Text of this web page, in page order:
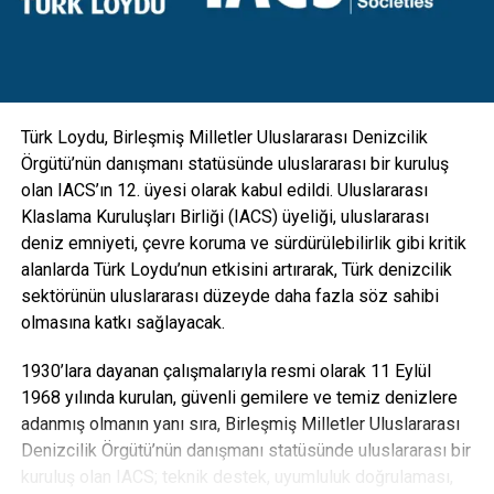
“Karbon ayak izi yüzde 30’a varan oranda azalacak”
Türk Loydu, Birleşmiş Milletler Uluslararası Denizcilik
Örgütü’nün danışmanı statüsünde uluslararası bir kuruluş
olan IACS’ın 12. üyesi olarak kabul edildi. Uluslararası
Klaslama Kuruluşları Birliği (IACS) üyeliği, uluslararası
deniz emniyeti, çevre koruma ve sürdürülebilirlik gibi kritik
alanlarda Türk Loydu’nun etkisini artırarak, Türk denizcilik
sektörünün uluslararası düzeyde daha fazla söz sahibi
olmasına katkı sağlayacak.
1930’lara dayanan çalışmalarıyla resmi olarak 11 Eylül
1968 yılında kurulan, güvenli gemilere ve temiz denizlere
adanmış olmanın yanı sıra, Birleşmiş Milletler Uluslararası
Denizcilik Örgütü’nün danışmanı statüsünde uluslararası bir
kuruluş olan IACS; teknik destek, uyumluluk doğrulaması,